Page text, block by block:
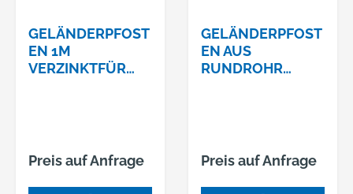
GELÄNDERPFOST
EN 1M
VERZINKTFÜR
Preis auf Anfrage
GELÄNDERPFOST
EN AUS
RUNDROHR
Preis auf Anfrage